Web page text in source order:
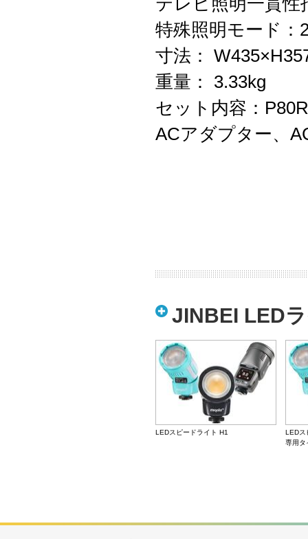
特殊照明モード：
寸法：
重量： 3.33kg
セット内容：
ACアダプター、
JINBEI LED
LEDスピードライト H1
LEDス
専用タ